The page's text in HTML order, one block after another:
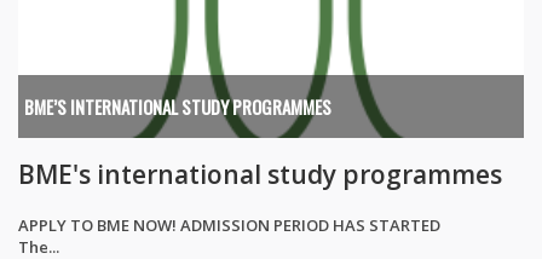
BME’S INTERNATIONAL STUDY PROGRAMMES
BME's international study programmes
APPLY TO BME NOW! ADMISSION PERIOD HAS STARTED
The...